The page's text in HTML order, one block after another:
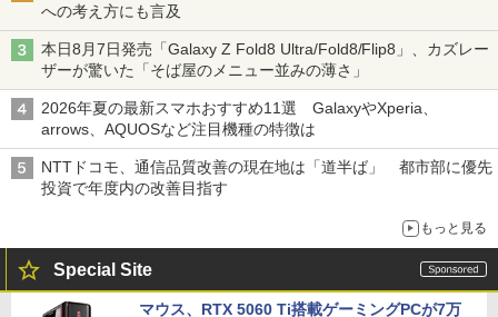
への考え方にも言及
本日8月7日発売「Galaxy Z Fold8 Ultra/Fold8/Flip8」、カズレー
ザーが驚いた「そば屋のメニュー並みの薄さ」
2026年夏の最新スマホおすすめ11選 GalaxyやXperia、
arrows、AQUOSなど注目機種の特徴は
NTTドコモ、通信品質改善の現在地は「道半ば」 都市部に優先
投資で年度内の改善目指す
もっと見る
Special Site
マウス、RTX 5060 Ti搭載ゲーミングPCが7万